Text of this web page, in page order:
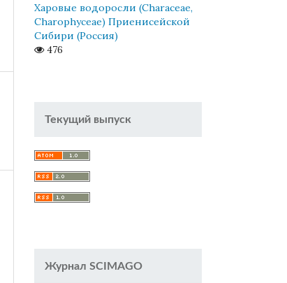
Харовые водоросли (Characeae,
Charophyceae) Приенисейской
Сибири (Россия)
476
Текущий выпуск
Журнал SCIMAGO